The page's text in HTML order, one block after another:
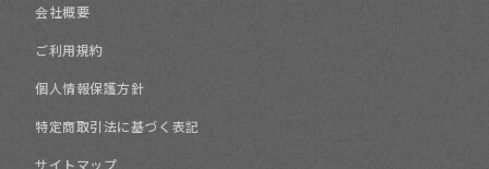
会社概要
ご利用規約
個人情報保護方針
特定商取引法に基づく表記
サイトマップ